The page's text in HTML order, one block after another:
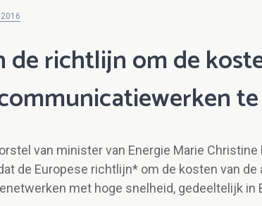
richtlijn om de
van minister van Energie Marie Christine
de Europese richtlijn* om de kosten van de
met hoge snelheid, gedeeltelijk in